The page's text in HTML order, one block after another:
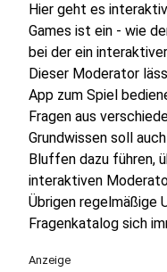
Hier geht es
Games ist ein - wie
bei der ein
Dieser Moderator
App zum Spiel
Fragen aus
Grundwissen soll
Bluffen dazu führen,
interaktiven
Übrigen regelmäßige
Fragenkatalog sich
Anzeige